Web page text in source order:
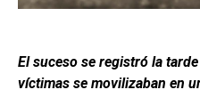
El suceso se registró la
víctimas se movilizaban en